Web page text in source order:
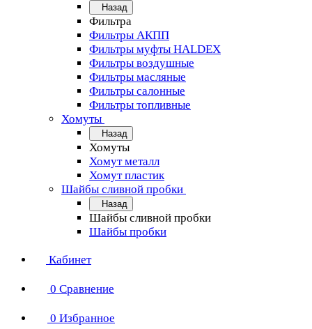
Назад
Фильтра
Фильтры АКПП
Фильтры муфты HALDEX
Фильтры воздушные
Фильтры масляные
Фильтры салонные
Фильтры топливные
Хомуты
Назад
Хомуты
Хомут металл
Хомут пластик
Шайбы сливной пробки
Назад
Шайбы сливной пробки
Шайбы пробки
Кабинет
0 Сравнение
0 Избранное